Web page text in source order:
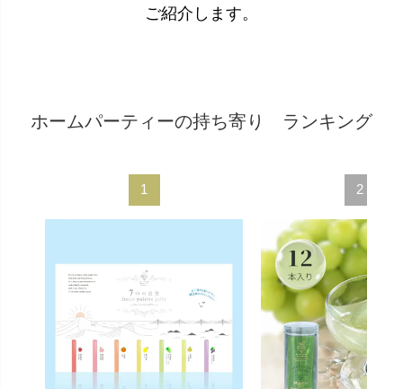
ご紹介します。
ホームパーティーの持ち寄り ランキング